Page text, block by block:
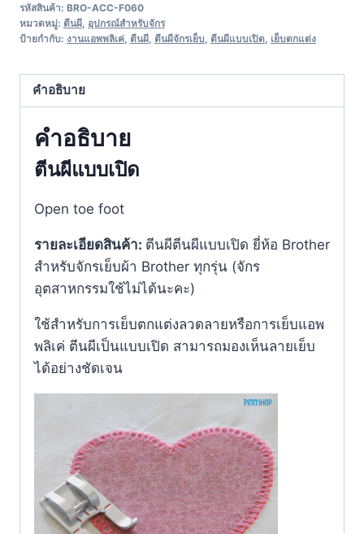
รหัสสินค้า: BRO-ACC-F060
หมวดหมู่: ตีนผี อุปกรณ์สำหรับจักร
ป้ายกำกับ: งานแอพพลิเค่ ตีนผี ตีนผีจักรเย็บ ตีนผีแบบเปิด เย็บตกแต่ง
คำอธิบาย
คำอธิบาย
ตีนผีแบบเปิด
Open toe foot
รายละเอียดสินค้า: ตีนผีตีนผีแบบเปิด ยี่ห้อ Brother
สำหรับจักรเย็บผ้า Brother ทุกรุ่น (จักร
อุตสาหกรรมใช้ไม่ได้นะคะ)
ใช้สำหรับการเย็บตกแต่งลวดลายหรือการเย็บแอพ
พลิเค่ ตีนผีเป็นแบบเปิด สามารถมองเห็นลายเย็บ
ได้อย่างชัดเจน